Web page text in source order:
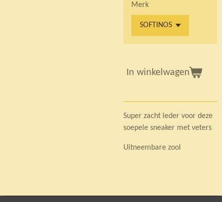
Merk
In winkelwagen
Super zacht leder voor deze
soepele sneaker met veters
Uitneembare zool